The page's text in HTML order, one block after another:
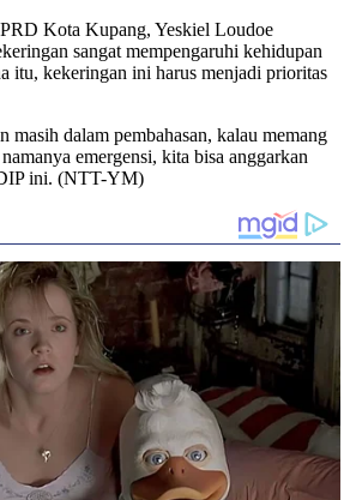
Kota Kupang, Yeskiel Loudoe
sangat mempengaruhi kehidupan
itu, kekeringan ini harus menjadi prioritas
masih dalam pembahasan, kalau memang
emergensi, kita bisa anggarkan
ini. (NTT-YM)